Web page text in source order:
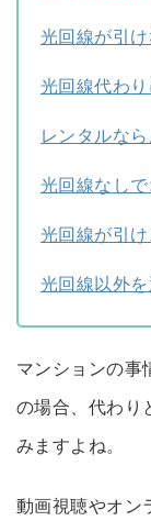
光回線が引
光回線代わ
レンタルな
光回線なし
光回線が引
光回線以外
マンションの事
の場合、代わり
みますよね。
動画視聴やオン